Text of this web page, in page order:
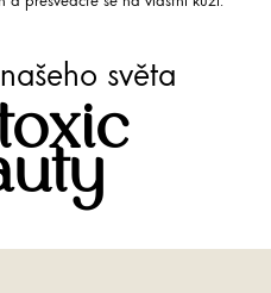
světa